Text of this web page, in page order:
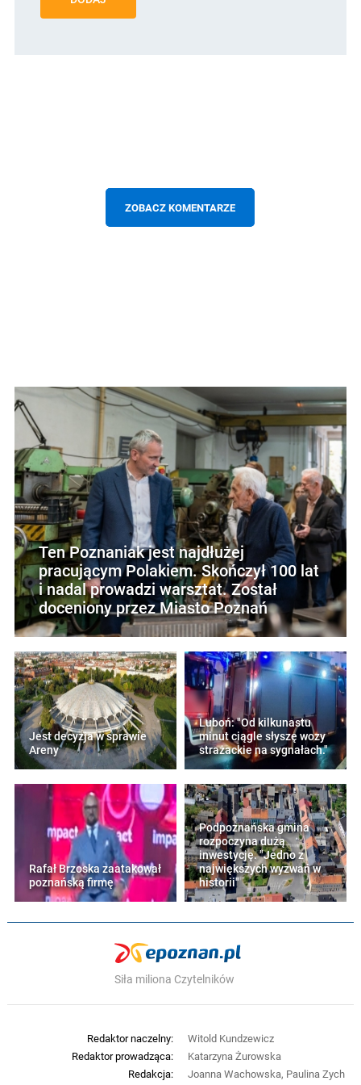
ZOBACZ KOMENTARZE
Ten Poznaniak jest najdłużej
pracującym Polakiem. Skończył 100 lat
i nadal prowadzi warsztat. Został
doceniony przez Miasto Poznań
Jest decyzja w sprawie
Areny
Luboń: "Od kilkunastu
minut ciągle słyszę wozy
strażackie na sygnałach."
Rafał Brzoska zaatakował
poznańską firmę
Podpoznańska gmina
rozpoczyna dużą
inwestycję. "Jedno z
największych wyzwań w
historii"
Siła miliona Czytelników
Redaktor naczelny:
Witold Kundzewicz
Redaktor prowadząca:
Katarzyna Żurowska
Redakcja:
Joanna Wachowska, Paulina Zych